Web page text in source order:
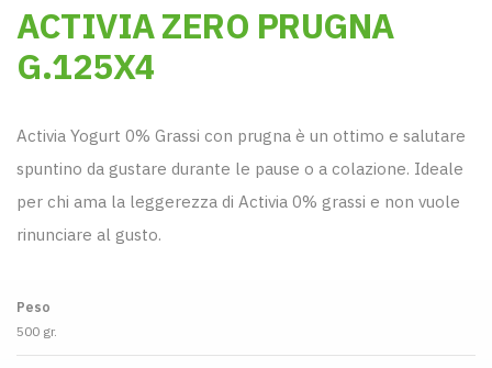
ACTIVIA ZERO PRUGNA
G.125X4
Activia Yogurt 0% Grassi con prugna è un ottimo e salutare
spuntino da gustare durante le pause o a colazione. Ideale
per chi ama la leggerezza di Activia 0% grassi e non vuole
rinunciare al gusto.
Peso
500 gr.